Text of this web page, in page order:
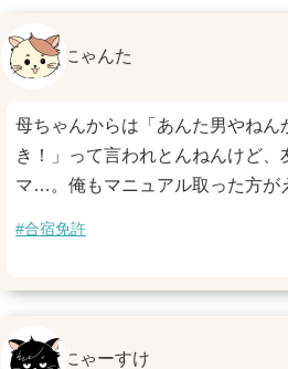
にゃんた
母ちゃんからは「あんた男やねん
き！」って言われとんねんけど、
マ…。俺もマニュアル取った方が
#合宿免許
にゃーすけ